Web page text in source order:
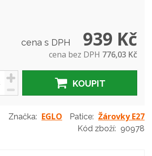
cena s DPH 939 Kč
cena bez DPH 776,03 Kč
+
-
KOUPIT
Značka: EGLO Patice: Žárovky E27
Kód zboží: 90978